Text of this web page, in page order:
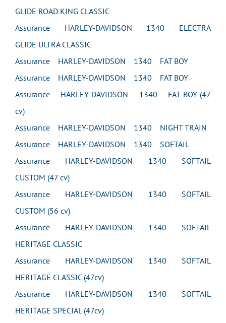
GLIDE ROAD KING CLASSIC
Assurance HARLEY-DAVIDSON 1340 ELECTRA
GLIDE ULTRA CLASSIC
Assurance HARLEY-DAVIDSON 1340 FAT BOY
Assurance HARLEY-DAVIDSON 1340 FAT BOY
Assurance HARLEY-DAVIDSON 1340 FAT BOY (47
cv)
Assurance HARLEY-DAVIDSON 1340 NIGHT TRAIN
Assurance HARLEY-DAVIDSON 1340 SOFTAIL
Assurance HARLEY-DAVIDSON 1340 SOFTAIL
CUSTOM (47 cv)
Assurance HARLEY-DAVIDSON 1340 SOFTAIL
CUSTOM (56 cv)
Assurance HARLEY-DAVIDSON 1340 SOFTAIL
HERITAGE CLASSIC
Assurance HARLEY-DAVIDSON 1340 SOFTAIL
HERITAGE CLASSIC (47cv)
Assurance HARLEY-DAVIDSON 1340 SOFTAIL
HERITAGE SPECIAL (47cv)